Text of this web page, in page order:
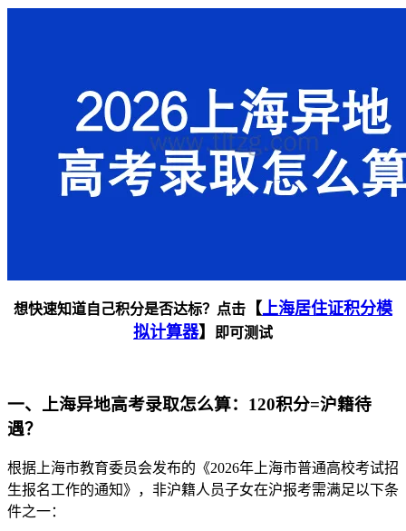
想快速知道自己积分是否达标？点击 【 上海居住证积分模
拟计算器】 即可测试
一、上海异地高考录取怎么算：120积分=沪籍待
遇？
根据上海市教育委员会发布的《2026年上海市普通高校考试招
生报名工作的通知》，非沪籍人员子女在沪报考需满足以下条
件之一：